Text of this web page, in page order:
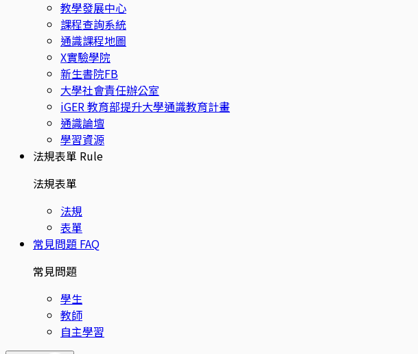
教學發展中心
課程查詢系統
通識課程地圖
X實驗學院
新生書院FB
大學社會責任辦公室
iGER 教育部提升大學通識教育計畫
通識論壇
學習資源
法規表單 Rule
法規表單
法規
表單
常見問題 FAQ
常見問題
學生
教師
自主學習